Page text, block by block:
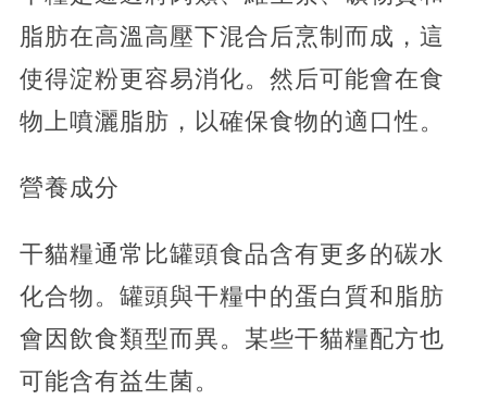
脂肪在高溫高壓下混合后烹制而成，這
使得淀粉更容易消化。然后可能會在食
物上噴灑脂肪，以確保食物的適口性。
營養成分
干貓糧通常比罐頭食品含有更多的碳水
化合物。罐頭與干糧中的蛋白質和脂肪
會因飲食類型而異。某些干貓糧配方也
可能含有益生菌。